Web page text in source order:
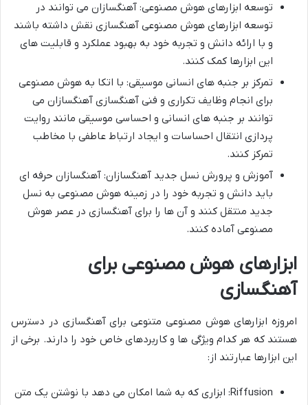
توسعه ابزارهای هوش مصنوعی: آهنگسازان می توانند در
توسعه ابزارهای هوش مصنوعی آهنگسازی نقش داشته باشند
و با ارائه دانش و تجربه خود به بهبود عملکرد و قابلیت های
این ابزارها کمک کنند.
تمرکز بر جنبه های انسانی موسیقی: با اتکا به هوش مصنوعی
برای انجام وظایف تکراری و فنی آهنگسازی آهنگسازان می
توانند بر جنبه های انسانی و احساسی موسیقی مانند روایت
پردازی انتقال احساسات و ایجاد ارتباط عاطفی با مخاطب
تمرکز کنند.
آموزش و پرورش نسل جدید آهنگسازان: آهنگسازان حرفه ای
باید دانش و تجربه خود را در زمینه هوش مصنوعی به نسل
جدید منتقل کنند و آن ها را برای آهنگسازی در عصر هوش
مصنوعی آماده کنند.
ابزارهای هوش مصنوعی برای
آهنگسازی
امروزه ابزارهای هوش مصنوعی متنوعی برای آهنگسازی در دسترس
هستند که هر کدام ویژگی ها و کاربردهای خاص خود را دارند. برخی از
این ابزارها عبارتند از:
Riffusion: ابزاری که به شما امکان می دهد با نوشتن یک متن